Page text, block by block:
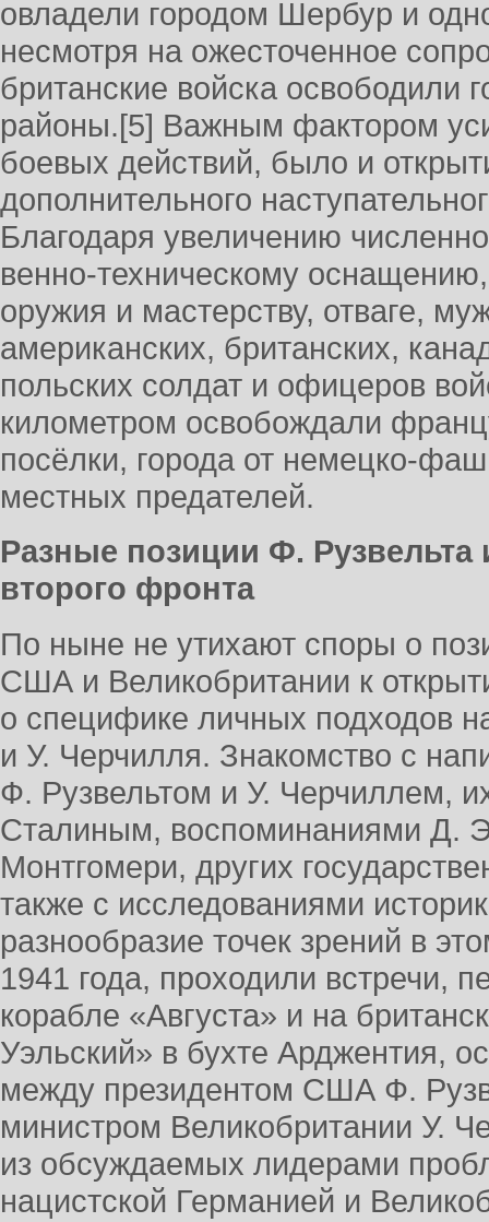
овладели городом Шербур и
несмотря на ожесточенное
британские войска освободили
районы.[5] Важным фактором
боевых действий, было и
дополнительного
Благодаря увеличению
венно-техническому
оружия и мастерству, отваге,
американских, британских,
польских солдат и офицеров
километром освобождали
посёлки, города от немецко-
местных предателей.
Разные позиции Ф.
второго фронта
По ныне не утихают споры о
США и Великобритании к
о специфике личных подходов
и У. Черчилля. Знакомство с
Ф. Рузвельтом и У. Черчиллем,
Сталиным, воспоминаниями Д.
Монтгомери, других
также с исследованиями
разнообразие точек зрений в
1941 года, проходили встречи,
корабле «Августа» и на
Уэльский» в бухте Арджентия,
между президентом США Ф.
министром Великобритании У.
из обсуждаемых лидерами
нацистской Германией и